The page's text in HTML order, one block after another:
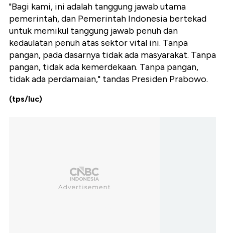
"Bagi kami, ini adalah tanggung jawab utama
pemerintah, dan Pemerintah Indonesia bertekad
untuk memikul tanggung jawab penuh dan
kedaulatan penuh atas sektor vital ini. Tanpa
pangan, pada dasarnya tidak ada masyarakat. Tanpa
pangan, tidak ada kemerdekaan. Tanpa pangan,
tidak ada perdamaian," tandas Presiden Prabowo.
(tps/luc)